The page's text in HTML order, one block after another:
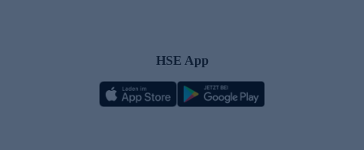
HSE App